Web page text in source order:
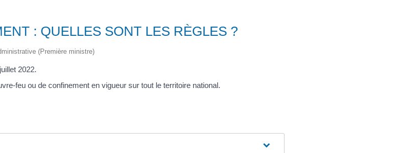
: QUELLES SONT LES RÈGLES ?
(Première ministre)
2022.
feu ou de confinement en vigueur sur tout le territoire national.